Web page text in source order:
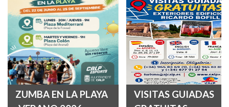
ZUMBA EN LA PLAYA
VISITAS GUIADAS